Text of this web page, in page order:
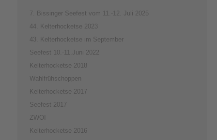
7. Bissinger Seefest vom 11.-12. Juli 2025
44. Kelterhocketse 2023
43. Kelterhocketse im September
Seefest 10.-11.Juni 2022
Kelterhocketse 2018
Wahlfrühschoppen
Kelterhocketse 2017
Seefest 2017
ZWOI
Kelterhocketse 2016